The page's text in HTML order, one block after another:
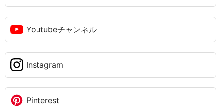
Youtubeチャンネル
Instagram
Pinterest